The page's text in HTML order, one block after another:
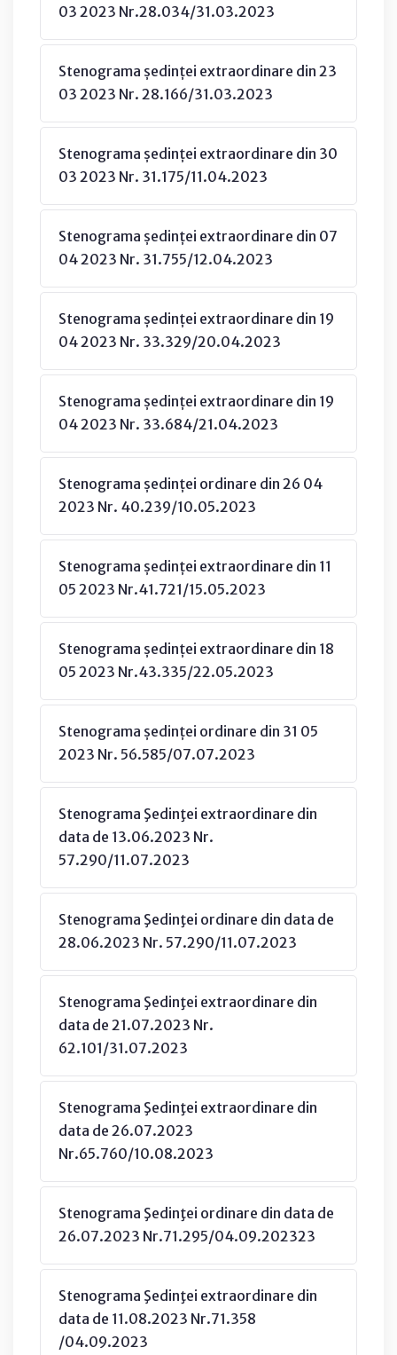
03 2023 Nr.28.034/31.03.2023
Stenograma ședinței extraordinare din 23
03 2023 Nr. 28.166/31.03.2023
Stenograma ședinței extraordinare din 30
03 2023 Nr. 31.175/11.04.2023
Stenograma ședinței extraordinare din 07
04 2023 Nr. 31.755/12.04.2023
Stenograma ședinței extraordinare din 19
04 2023 Nr. 33.329/20.04.2023
Stenograma ședinței extraordinare din 19
04 2023 Nr. 33.684/21.04.2023
Stenograma ședinței ordinare din 26 04
2023 Nr. 40.239/10.05.2023
Stenograma ședinței extraordinare din 11
05 2023 Nr.41.721/15.05.2023
Stenograma ședinței extraordinare din 18
05 2023 Nr.43.335/22.05.2023
Stenograma ședinței ordinare din 31 05
2023 Nr. 56.585/07.07.2023
Stenograma Şedinţei extraordinare din
data de 13.06.2023 Nr.
57.290/11.07.2023
Stenograma Şedinţei ordinare din data de
28.06.2023 Nr. 57.290/11.07.2023
Stenograma Şedinţei extraordinare din
data de 21.07.2023 Nr.
62.101/31.07.2023
Stenograma Şedinţei extraordinare din
data de 26.07.2023
Nr.65.760/10.08.2023
Stenograma Şedinţei ordinare din data de
26.07.2023 Nr.71.295/04.09.202323
Stenograma Şedinţei extraordinare din
data de 11.08.2023 Nr.71.358
/04.09.2023